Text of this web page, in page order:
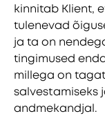
kinnitab Klient,
tulenevad
ja ta on
tingimused
millega on
salvestamiseks
andmekandjal.